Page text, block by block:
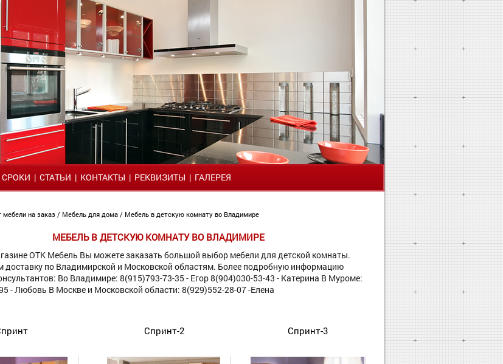
СРОКИ | СТАТЬИ | КОНТАКТЫ | РЕКВИЗИТЫ | ГАЛЕРЕЯ
мебели на заказ / Мебель для дома / Мебель в детскую комнату во Владимире
МЕБЕЛЬ В ДЕТСКУЮ КОМНАТУ ВО ВЛАДИМИРЕ
ОТК Мебель Вы можете заказать большой выбор мебели для детской комнаты.
доставку по Владимирской и Московской областям. Более подробную информацию
Во Владимире: 8(915)793-73-35 - Егор 8(904)030-53-43 - Катерина В Муроме:
- Любовь В Москве и Московской области: 8(929)552-28-07 -Елена
Спринт-2 Спринт-3